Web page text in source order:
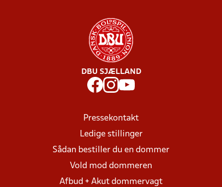
DBU SJÆLLAND
Pressekontakt
Ledige stillinger
Sådan bestiller du en dommer
Vold mod dommeren
Afbud + Akut dommervagt